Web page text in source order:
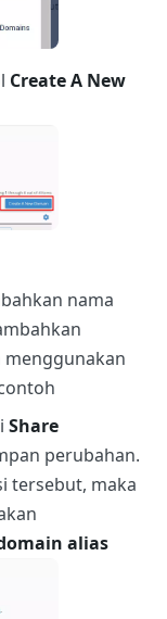
Create A New
nama
menggunakan
Share
perubahan.
tersebut, maka
alias